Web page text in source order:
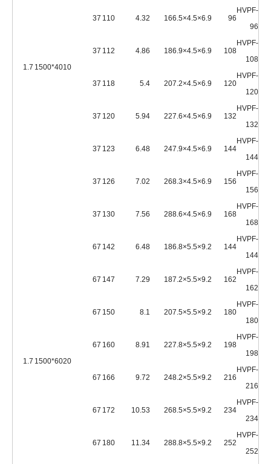
4010*1500
1.7
HVPF-
96
96
6.9×4.5×6.5
16
4.32
110
37
HVPF-
108
108
6.9×4.5×6.9
18
4.86
112
37
HVPF-
120
120
6.9×4.5×7.2
20
5.4
118
37
HVPF-
132
132
6.9×4.5×7.6
22
5.94
120
37
HVPF-
144
144
6.9×4.5×7.9
24
6.48
123
37
HVPF-
156
156
6.9×4.5×8.3
26
7.02
126
37
HVPF-
168
168
6.9×4.5×8.6
28
7.56
130
37
HVPF-
144
144
9.2×5.5×6.8
18
6.48
142
67
6020*1500
1.7
HVPF-
162
162
9.2×5.5×7.2
18
7.29
147
67
HVPF-
180
180
9.2×5.5×7.5
20
8.1
150
67
HVPF-
198
198
9.2×5.5×7.8
22
8.91
160
67
HVPF-
216
216
9.2×5.5×8.2
24
9.72
166
67
HVPF-
234
234
9.2×5.5×8.5
26
10.53
172
67
HVPF-
252
252
9.2×5.5×8.8
28
11.34
180
67